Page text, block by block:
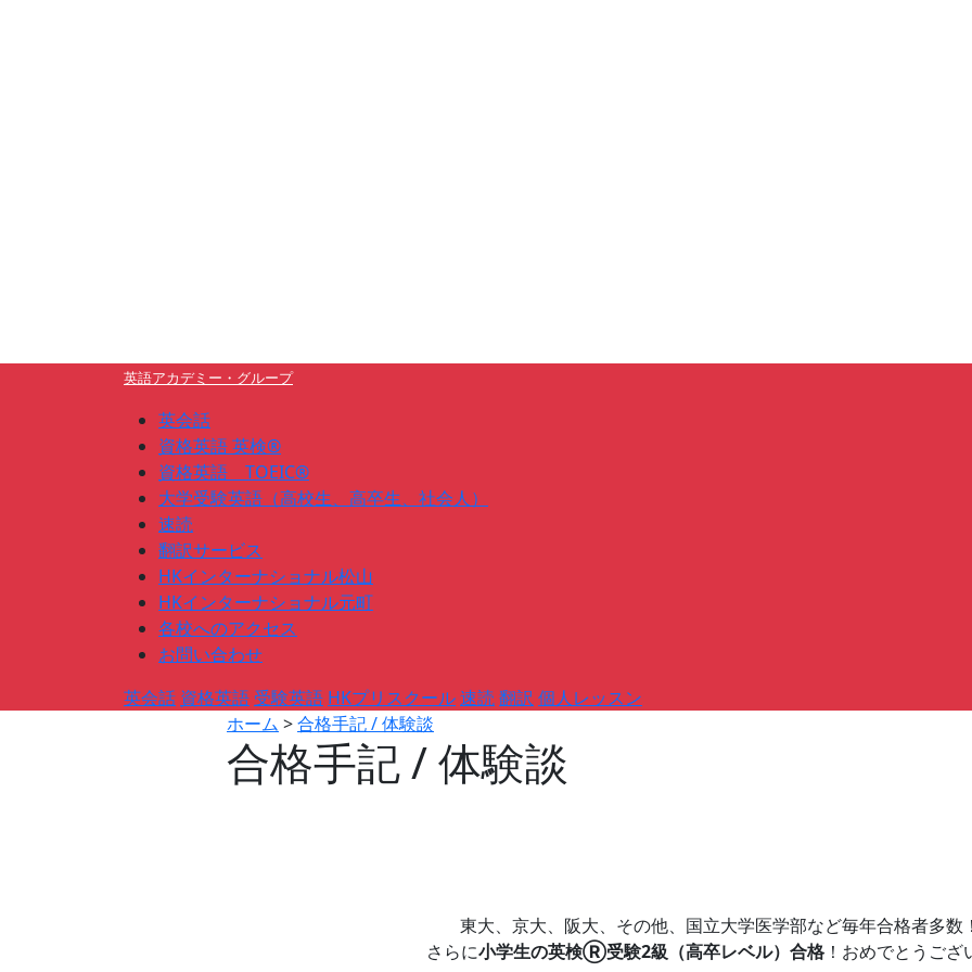
英語アカデミー・グループ
英会話
資格英語 英検®
資格英語 TOEIC®
大学受験英語（高校生、高卒生、社会人）
速読
翻訳サービス
HKインターナショナル松山
HKインターナショナル元町
各校へのアクセス
お問い合わせ
英会話 資格英語 受験英語 HKプリスクール速読翻訳 個人レッスン
ホーム >合格手記 / 体験談
合格手記 / 体験談
東⼤、京⼤、阪⼤、その他、国⽴⼤学医学部など毎年合格者多数
さらに小学生の英検Ⓡ受験2級（⾼卒レベル）合格！おめでとうござ